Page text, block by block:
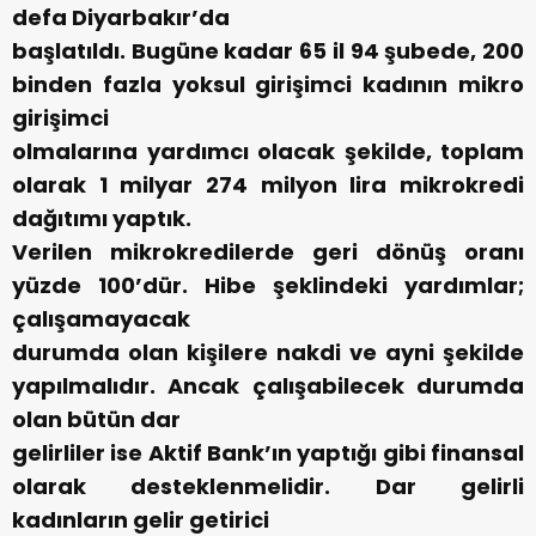
defa Diyarbakır’da
başlatıldı. Bugüne kadar 65 il 94 şubede, 200
binden fazla yoksul girişimci kadının mikro
girişimci
olmalarına yardımcı olacak şekilde, toplam
olarak 1 milyar 274 milyon lira mikrokredi
dağıtımı yaptık.
Verilen mikrokredilerde geri dönüş oranı
yüzde 100’dür. Hibe şeklindeki yardımlar;
çalışamayacak
durumda olan kişilere nakdi ve ayni şekilde
yapılmalıdır. Ancak çalışabilecek durumda
olan bütün dar
gelirliler ise Aktif Bank’ın yaptığı gibi finansal
olarak desteklenmelidir. Dar gelirli
kadınların gelir getirici